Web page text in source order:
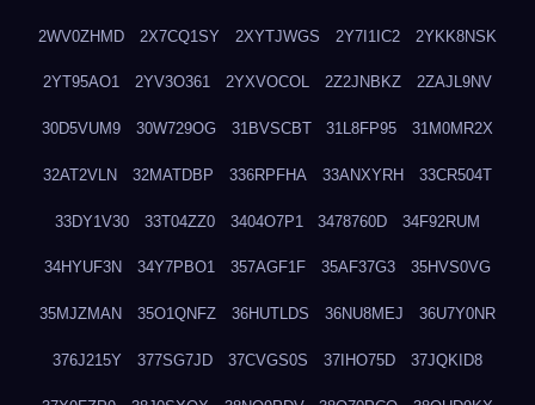
2WV0ZHMD 2X7CQ1SY 2XYTJWGS 2Y7I1IC2 2YKK8NSK
2YT95AO1 2YV3O361 2YXVOCOL 2Z2JNBKZ 2ZAJL9NV
30D5VUM9 30W729OG 31BVSCBT 31L8FP95 31M0MR2X
32AT2VLN 32MATDBP 336RPFHA 33ANXYRH 33CR504T
33DY1V30 33T04ZZ0 3404O7P1 3478760D 34F92RUM
34HYUF3N 34Y7PBO1 357AGF1F 35AF37G3 35HVS0VG
35MJZMAN 35O1QNFZ 36HUTLDS 36NU8MEJ 36U7Y0NR
376J215Y 377SG7JD 37CVGS0S 37IHO75D 37JQKID8